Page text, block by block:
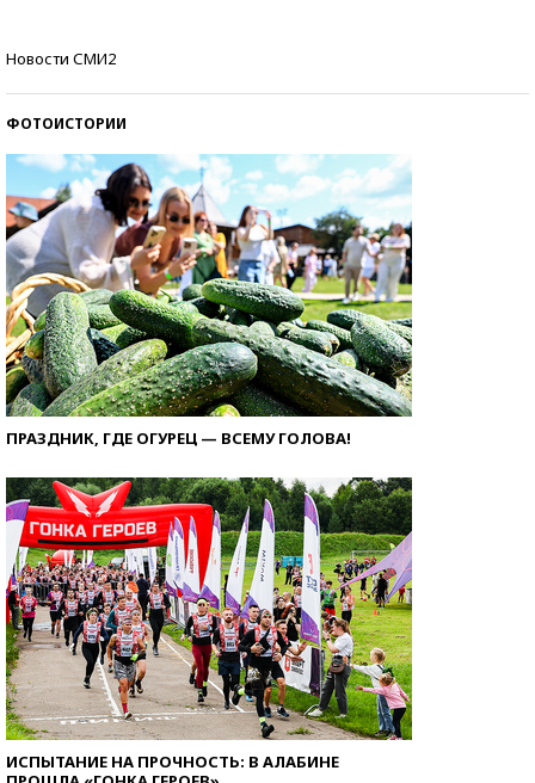
Новости СМИ2
ФОТОИСТОРИИ
ПРАЗДНИК, ГДЕ ОГУРЕЦ — ВСЕМУ ГОЛОВА!
ИСПЫТАНИЕ НА ПРОЧНОСТЬ: В АЛАБИНЕ